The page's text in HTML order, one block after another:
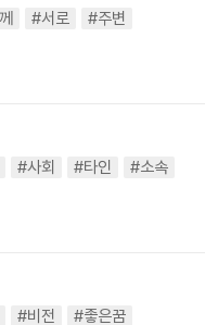
#서로
#주변
#사회 #타인
#소속
#비전
#좋은꿈